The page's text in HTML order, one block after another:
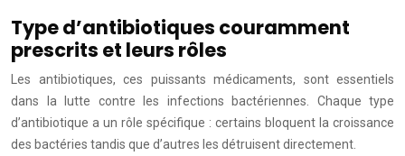
Type d’antibiotiques couramment
prescrits et leurs rôles
Les antibiotiques, ces puissants médicaments, sont essentiels
dans la lutte contre les infections bactériennes. Chaque type
d’antibiotique a un rôle spécifique : certains bloquent la croissance
des bactéries tandis que d’autres les détruisent directement.